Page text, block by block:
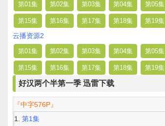
第01集 第02集 第03集 第04集 第05集
第15集 第16集 第17集 第18集 第19集
云播资源2
第01集 第02集 第03集 第04集 第05集
第15集 第16集 第17集 第18集 第19集
好汉两个半第一季 迅雷下载
『中字576P』
第1集